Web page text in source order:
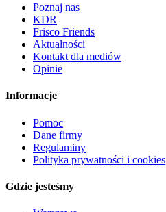
Poznaj nas
KDR
Frisco Friends
Aktualności
Kontakt dla mediów
Opinie
Informacje
Pomoc
Dane firmy
Regulaminy
Polityka prywatności i cookies
Gdzie jesteśmy